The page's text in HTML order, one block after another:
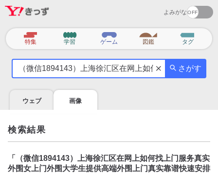
よみがな
カ
テ
特集 学習 ゲーム 図鑑 タグ
気
を
調
べ
よ
う
さがす
ウェブ 画像
検索結果
「
（微信1894143）上海徐汇区在网上如何找上门服务真实
外围女上门外围大学生提供高端外围上门真实靠谱快速安排